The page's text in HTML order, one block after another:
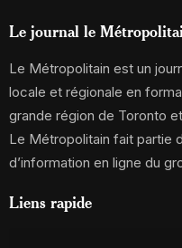
Le journal le
Le Métropolitain est un
locale et régionale en
grande région de Toronto
Le Métropolitain fait partie
d’information en ligne du
Liens rapide